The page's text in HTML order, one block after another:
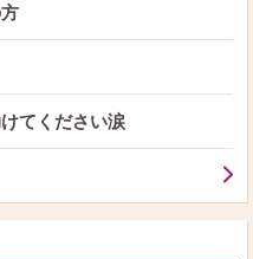
てください涙